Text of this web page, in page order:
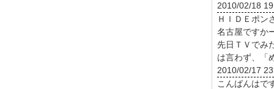
2010/02/18
ＨＩＤＥポ
名古屋ですか
先日ＴＶでみ
は言わず、「
2010/02/17
こんばんはで